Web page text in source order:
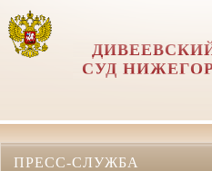
СУД
ПРЕСС-СЛУЖБА